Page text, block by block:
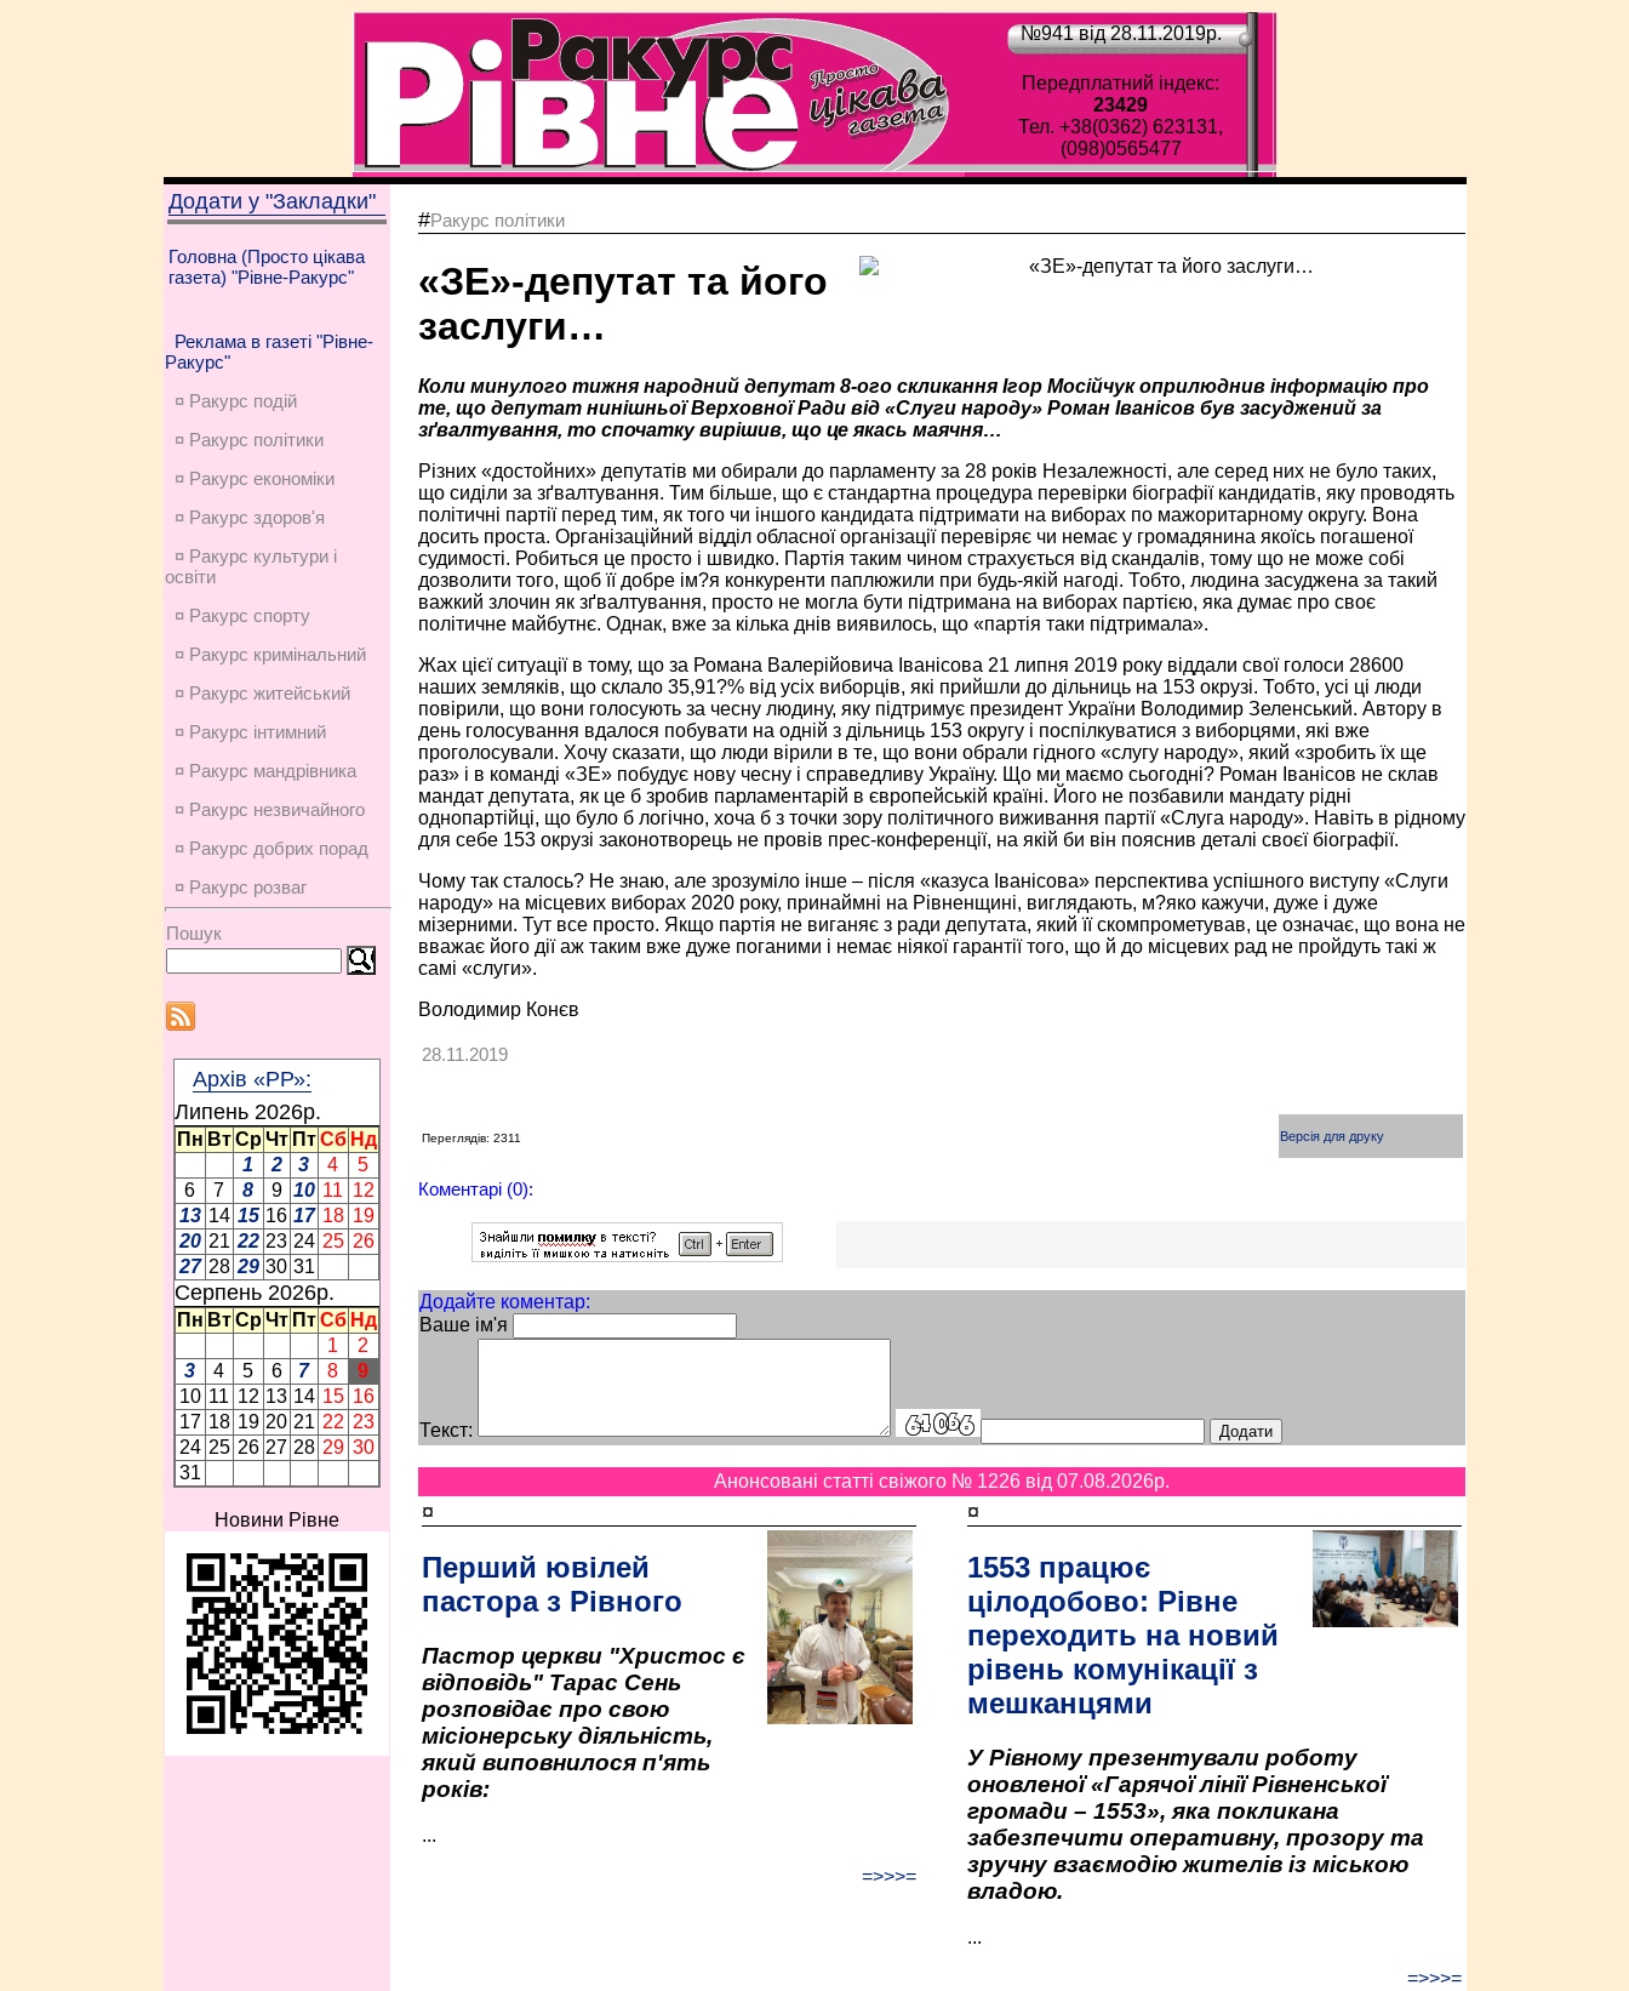
№941 від 28.11.2019p.
Передплатний індекс:
23429
Тел. +38(0362) 623131,
(098)0565477
Додати у "Закладки"
Головна (Просто цікава
газета) "Рівне-Ракурс"
Реклама в газеті "Рівне-
Ракурс"
¤ Ракурс подій
¤ Ракурс політики
¤ Ракурс економiки
¤ Ракурс здоров'я
¤ Ракурс культури і
освіти
¤ Ракурс спорту
¤ Ракурс кримінальний
¤ Ракурс житейський
¤ Ракурс інтимний
¤ Ракурс мандрівника
¤ Ракурс незвичайного
¤ Ракурс добрих порад
¤ Ракурс розваг
Пошук
Архів «РР»:
Липень 2026p.
Пн Вт Ср Чт Пт Сб Нд
1
2 3 4
5
6
7 8 9 10 11 12
13 14 15 16 17 18 19
20 21 22 23 24 25 26
27 28 29 30 31
Серпень 2026p.
Пн Вт Ср Чт Пт Сб Нд
1
2
3
4 5 6 7 8
9
10 11 12 13 14 15 16
17 18 19 20 21 22 23
24 25 26 27 28 29 30
31
Новини Рівне
#Ракурс політики
«ЗЕ»-депутат та його
заслуги…
Коли минулого тижня народний депутат 8-ого скликання Ігор Мосійчук оприлюднив інформацію про
те, що депутат нинішньої Верховної Ради від «Слуги народу» Роман Іванісов був засуд­жений за
зґвалтування, то спочатку вирішив, що це якась маячня…
Різних «достойних» депутатів ми обирали до парламенту за 28 років Незалежності, але серед них не було таких,
що сиділи за зґвалтування. Тим більше, що є стандартна процедура перевірки біографії кандидатів, яку проводять
політичні партії перед тим, як того чи іншого кандидата підтримати на виборах по мажоритарному округу. Вона
досить проста. Організаційний відділ обласної організації перевіряє чи немає у громадянина якоїсь погашеної
судимості. Робиться це просто і швидко. Партія таким чином страхується від скандалів, тому що не може собі
дозволити того, щоб її добре ім?я конкуренти паплюжили при будь-якій нагоді. Тобто, людина засуджена за такий
важкий злочин як зґвалтування, просто не могла бути підтримана на виборах партією, яка думає про своє
політичне майбутнє. Однак, вже за кілька днів виявилось, що «партія таки підтримала».
Жах цієї ситуації в тому, що за Романа Валерійовича Іванісова 21 липня 2019 року віддали свої голоси 28600
наших земляків, що склало 35,91?% від усіх виборців, які прийшли до дільниць на 153 окрузі. Тобто, усі ці люди
повірили, що вони голосують за чесну людину, яку підтримує президент України Володимир Зеленський. Автору в
день голосування вдалося побувати на одній з дільниць 153 округу і поспілкуватися з виборцями, які вже
проголосували. Хочу сказати, що люди вірили в те, що вони обрали гідного «слугу народу», який «зробить їх ще
раз» і в команді «ЗЕ» побудує нову чесну і справедливу Україну. Що ми маємо сьогодні? Роман Іванісов не склав
мандат депутата, як це б зробив парламентарій в європейській країні. Його не позбавили мандату рідні
однопартійці, що було б логічно, хоча б з точки зору політичного виживання партії «Слуга народу». Навіть в рідному
для себе 153 окрузі законотворець не провів прес-конференції, на якій би він пояснив деталі своєї біографії.
Чому так сталось? Не знаю, але зрозуміло інше – після «казуса Іванісова» перспектива успішного виступу «Слуги
народу» на місцевих виборах 2020 року, принаймні на Рівненщині, виглядають, м?яко кажучи, дуже і дуже
мізерними. Тут все просто. Якщо партія не виганяє з ради депутата, який її скомпрометував, це означає, що вона не
вважає його дії аж таким вже дуже поганими і немає ніякої гарантії того, що й до місцевих рад не пройдуть такі ж
самі «слуги».
Володимир Конєв
28.11.2019
Переглядів: 2311 Версія для друку
Коментарі (0):
Додайте коментар:
Ваше ім'я
Текст:
Анонсовані статті свіжого № 1226 від 07.08.2026p.
¤
Перший ювілей
пастора з Рівного
Пастор церкви "Христос є
відповідь" Тарас Сень
розповідає про свою
місіонерську діяльність,
який виповнилося п'ять
років:
...
=>>>=
¤
1553 працює
цілодобово: Рівне
переходить на новий
рівень комунікації з
мешканцями
У Рівному презентували роботу
оновленої «Гарячої лінії Рівненської
громади – 1553», яка покликана
забезпечити оперативну, прозору та
зручну взаємодію жителів із міською
владою.
...
=>>>=